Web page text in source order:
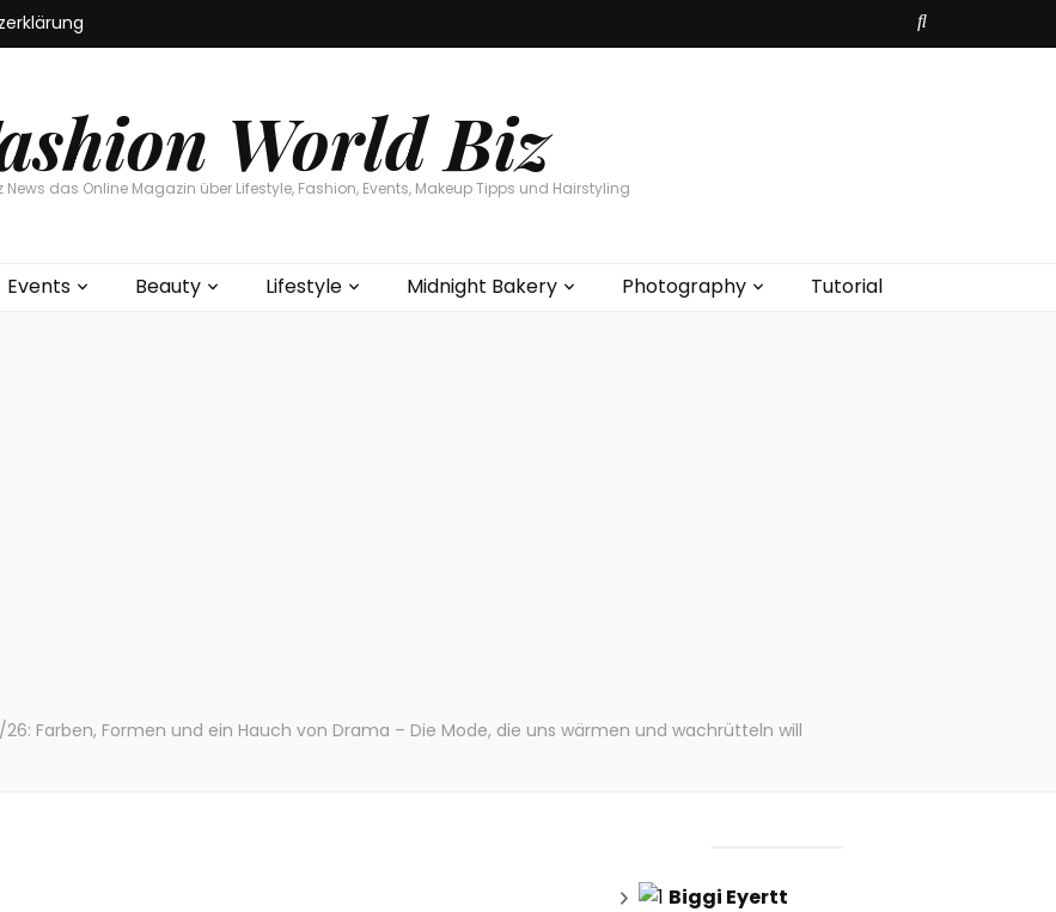
World Biz
News das Online Magazin über Lifestyle, Fashion, Events, Makeup Tipps und Hairstyling
Events Beauty Lifestyle Midnight Bakery Photography Tutorial
Farben, Formen und ein Hauch von Drama – Die Mode, die uns wärmen und wachrütteln will
Biggi Eyertt